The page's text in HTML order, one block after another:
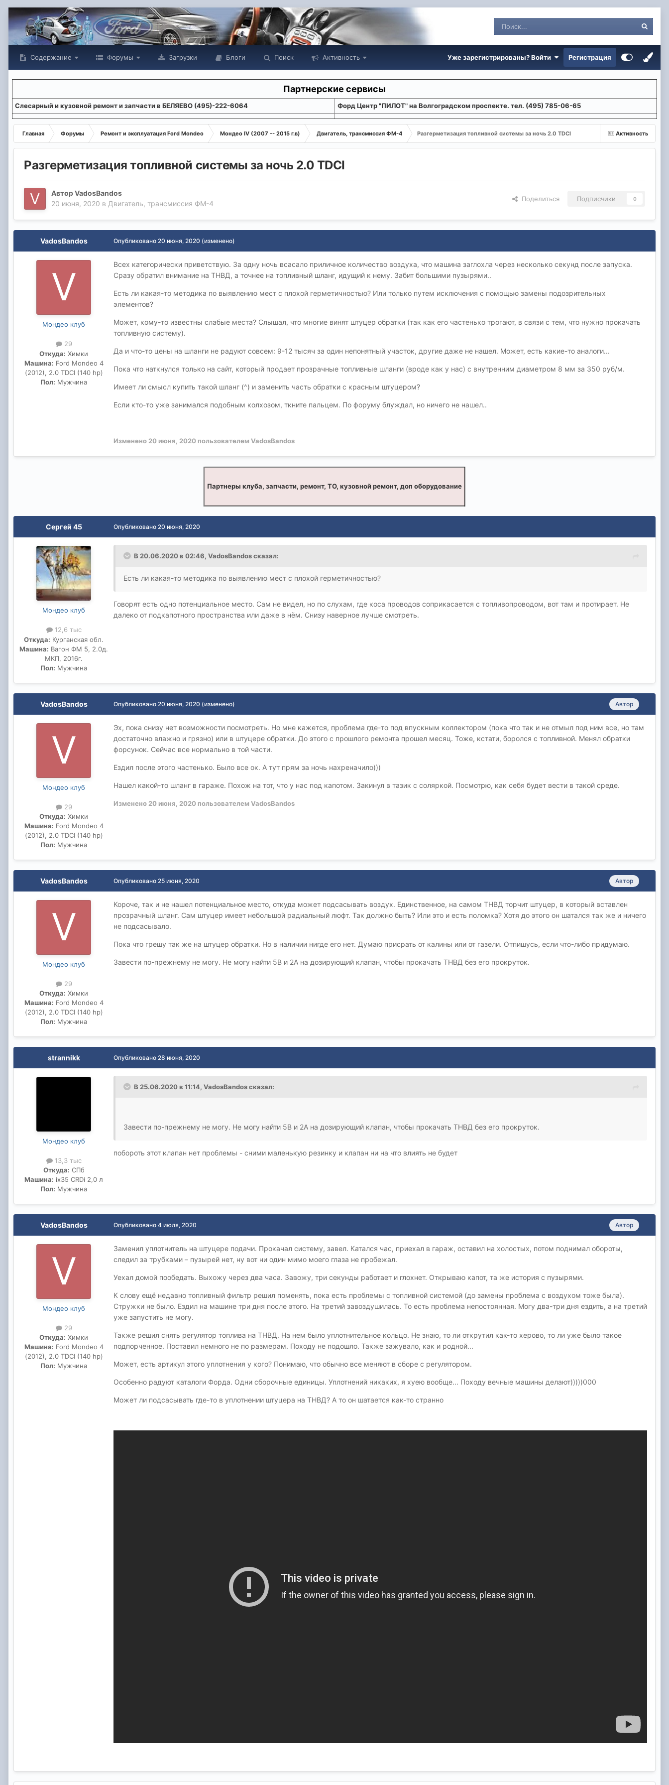
Содержание Форумы Загрузки Блоги Поиск Активность Уже зарегистрированы? Войти Регистрация
Партнерские сервисы
Слесарный и кузовной ремонт и запчасти в БЕЛЯЕВО (495)-222-6064 Форд Центр "ПИЛОТ" на Волгоградском проспекте. тел. (495) 785-06-65
Активность
Главная Форумы Ремонт и эксплуатация Ford Mondeo Мондео IV (2007 -- 2015 г.в) Двигатель, трансмиссия ФМ-4 Разгерметизация топливной системы за ночь 2.0 TDCI
Разгерметизация топливной системы за ночь 2.0 TDCI
АвторVadosBandos
20 июня, 2020 в Двигатель, трансмиссия ФМ-4
Поделиться Подписчики 0
VadosBandos
Мондео клуб
29
Откуда: Химки
Машина: Ford Mondeo 4
(2012), 2.0 TDCI (140 hp)
Пол: Мужчина
Опубликовано 20 июня, 2020 (изменено)
Всех категорически приветствую. За одну ночь всасало приличное количество воздуха, что машина заглохла через несколько секунд после запуска.
Сразу обратил внимание на ТНВД, а точнее на топливный шланг, идущий к нему. Забит большими пузырями..
Есть ли какая-то методика по выявлению мест с плохой герметичностью? Или только путем исключения с помощью замены подозрительных
элементов?
Может, кому-то известны слабые места? Слышал, что многие винят штуцер обратки (так как его частенько трогают, в связи с тем, что нужно прокачать
топливную систему).
Да и что-то цены на шланги не радуют совсем: 9-12 тысяч за один непонятный участок, другие даже не нашел. Может, есть какие-то аналоги...
Пока что наткнулся только на сайт, который продает прозрачные топливные шланги (вроде как у нас) с внутренним диаметром 8 мм за 350 руб/м.
Имеет ли смысл купить такой шланг (^) и заменить часть обратки с красным штуцером?
Если кто-то уже занимался подобным колхозом, ткните пальцем. По форуму блуждал, но ничего не нашел..
Изменено 20 июня, 2020 пользователем VadosBandos
Партнеры клуба, запчасти, ремонт, ТО, кузовной ремонт, доп оборудование
Сергей 45
Мондео клуб
12,6 тыс
Откуда: Курганская обл.
Машина: Вагон ФМ 5, 2.0д.
МКП, 2016г.
Пол: Мужчина
Опубликовано 20 июня, 2020
В 20.06.2020 в 02:46, VadosBandosсказал:
Есть ли какая-то методика по выявлению мест с плохой герметичностью?
Говорят есть одно потенциальное место. Сам не видел, но по слухам, где коса проводов соприкасается с топливопроводом, вот там и протирает. Не
далеко от подкапотного пространства или даже в нём. Снизу наверное лучше смотреть.
VadosBandos
Мондео клуб
29
Откуда: Химки
Машина: Ford Mondeo 4
(2012), 2.0 TDCI (140 hp)
Пол: Мужчина
Автор
Опубликовано 20 июня, 2020 (изменено)
Эх, пока снизу нет возможности посмотреть. Но мне кажется, проблема где-то под впускным коллектором (пока что так и не отмыл под ним все, но там
достаточно влажно и грязно) или в штуцере обратки. До этого с прошлого ремонта прошел месяц. Тоже, кстати, боролся с топливной. Менял обратки
форсунок. Сейчас все нормально в той части.
Ездил после этого частенько. Было все ок. А тут прям за ночь нахреначило)))
Нашел какой-то шланг в гараже. Похож на тот, что у нас под капотом. Закинул в тазик с соляркой. Посмотрю, как себя будет вести в такой среде.
Изменено 20 июня, 2020 пользователем VadosBandos
VadosBandos
Мондео клуб
29
Откуда: Химки
Машина: Ford Mondeo 4
(2012), 2.0 TDCI (140 hp)
Пол: Мужчина
Автор
Опубликовано 25 июня, 2020
Короче, так и не нашел потенциальное место, откуда может подсасывать воздух. Единственное, на самом ТНВД торчит штуцер, в который вставлен
прозрачный шланг. Сам штуцер имеет небольшой радиальный люфт. Так должно быть? Или это и есть поломка? Хотя до этого он шатался так же и ничего
не подсасывало.
Пока что грешу так же на штуцер обратки. Но в наличии нигде его нет. Думаю присрать от калины или от газели. Отпишусь, если что-либо придумаю.
Завести по-прежнему не могу. Не могу найти 5В и 2А на дозирующий клапан, чтобы прокачать ТНВД без его прокруток.
strannikk
Мондео клуб
13,3 тыс
Откуда: СПб
Машина: ix35 CRDi 2,0 л
Пол: Мужчина
Опубликовано 28 июня, 2020
В 25.06.2020 в 11:14, VadosBandosсказал:
Завести по-прежнему не могу. Не могу найти 5В и 2А на дозирующий клапан, чтобы прокачать ТНВД без его прокруток.
побороть этот клапан нет проблемы - сними маленькую резинку и клапан ни на что влиять не будет
VadosBandos
Мондео клуб
29
Откуда: Химки
Машина: Ford Mondeo 4
(2012), 2.0 TDCI (140 hp)
Пол: Мужчина
Автор
Опубликовано 4 июля, 2020
Заменил уплотнитель на штуцере подачи. Прокачал систему, завел. Катался час, приехал в гараж, оставил на холостых, потом поднимал обороты,
следил за трубками – пузырей нет, ну вот ни один мимо моего глаза не пробежал.
Уехал домой пообедать. Выхожу через два часа. Завожу, три секунды работает и глохнет. Открываю капот, та же история с пузырями.
К слову ещё недавно топливный фильтр решил поменять, пока есть проблемы с топливной системой (до замены проблема с воздухом тоже была).
Стружки не было. Ездил на машине три дня после этого. На третий завоздушилась. То есть проблема непостоянная. Могу два-три дня ездить, а на третий
уже запустить не могу.
Также решил снять регулятор топлива на ТНВД. На нем было уплотнительное кольцо. Не знаю, то ли открутил как-то херово, то ли уже было такое
подпорченное. Поставил немного не по размерам. Походу не подошло. Также зажувало, как и родной...
Может, есть артикул этого уплотнения у кого? Понимаю, что обычно все меняют в сборе с регулятором.
Особенно радуют каталоги Форда. Одни сборочные единицы. Уплотнений никаких, я хуею вообще... Походу вечные машины делают)))))000
Может ли подсасывать где-то в уплотнении штуцера на ТНВД? А то он шатается как-то странно